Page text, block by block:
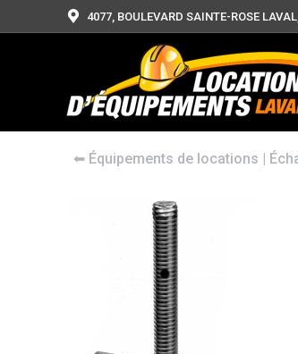
4077, BOULEVARD SAINTE-ROSE
⬅︎ Équipements de locations